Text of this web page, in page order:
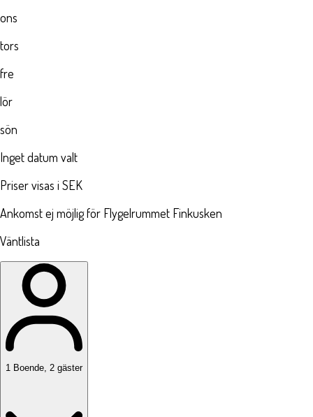
ons
tors
fre
lör
sön
Inget datum valt
Priser visas i SEK
Ankomst ej möjlig för Flygelrummet Finkusken
Väntlista
1 Boende, 2 gäster